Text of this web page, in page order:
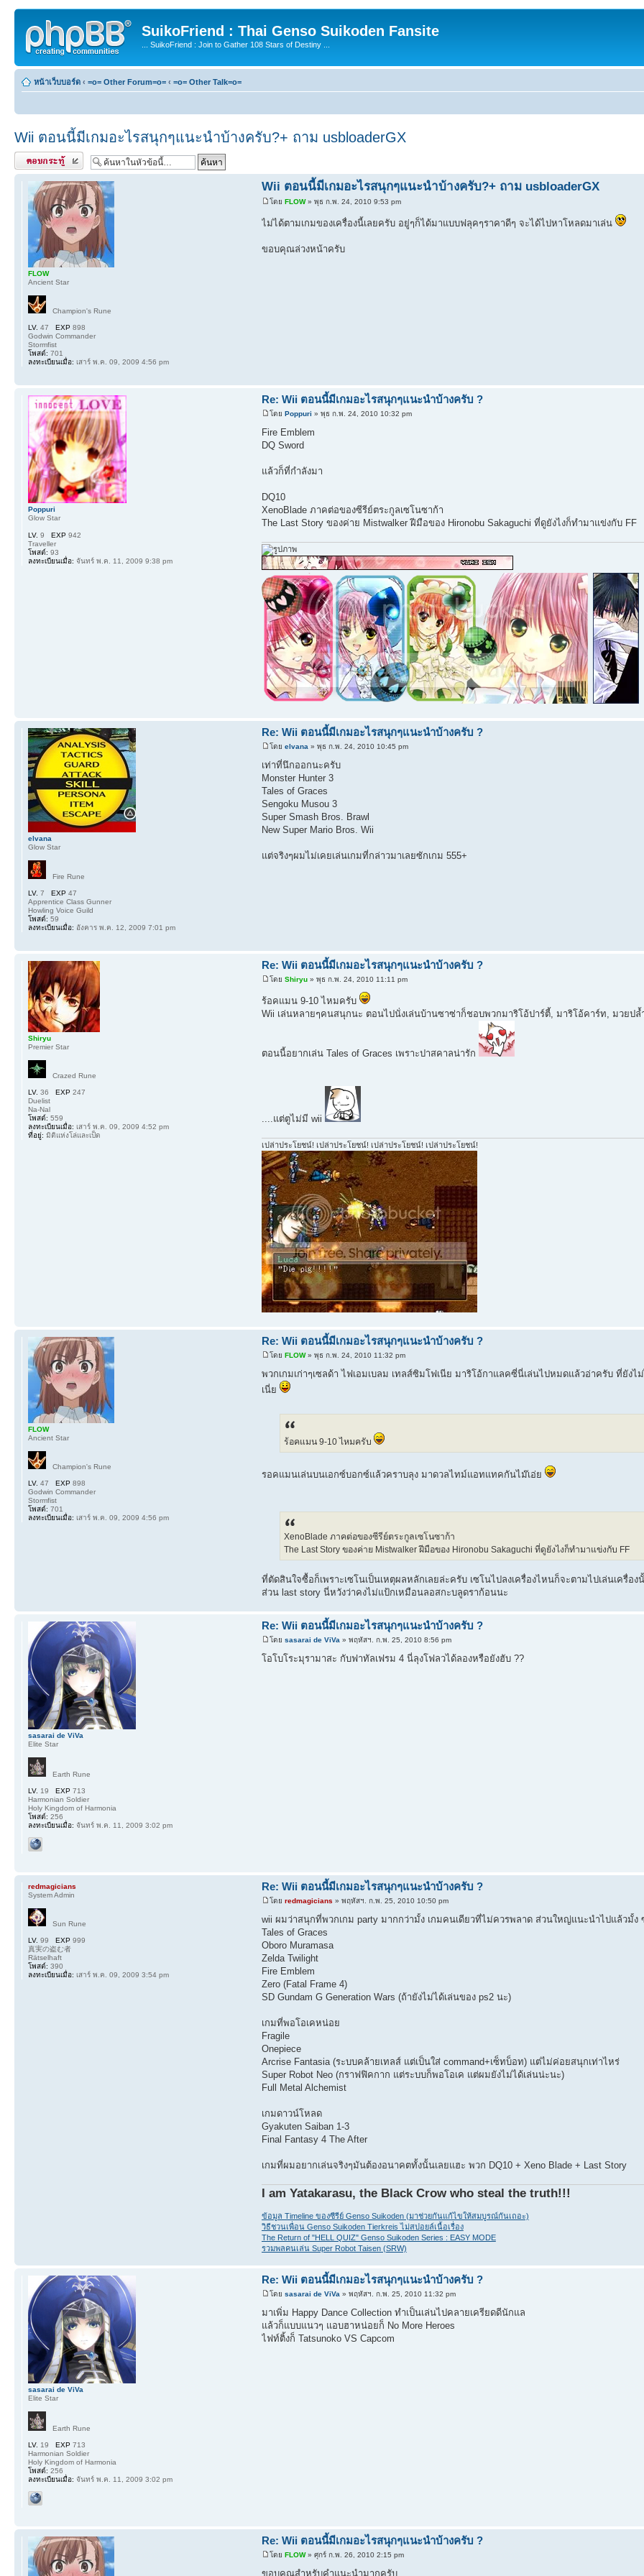
SuikoFriend : Thai Genso Suikoden Fansite
... SuikoFriend : Join to Gather 108 Stars of Destiny ...
หน้าเว็บบอร์ด ‹ =o= Other Forum=o= ‹ =o= Other Talk=o=
Wii ตอนนี้มีเกมอะไรสนุกๆแนะนำบ้างครับ?+ ถาม usbloaderGX
ตอบกระทู้
Wii ตอนนี้มีเกมอะไรสนุกๆแนะนำบ้างครับ?+ ถาม usbloaderGX
โดย FLOW» พุธ ก.พ. 24, 2010 9:53 pm
ไม่ได้ตามเกมของเครื่องนี้เลยครับ อยู่ๆก็ได้มาแบบฟลุคๆราคาดีๆ จะได้ไปหาโหลดมาเล่น
ขอบคุณล่วงหน้าครับ
FLOW
Ancient Star
Champion's Rune
LV. 47 EXP 898
Godwin Commander
Stormfist
โพสต์: 701
ลงทะเบียนเมื่อ: เสาร์ พ.ค. 09, 2009 4:56 pm
Re: Wii ตอนนี้มีเกมอะไรสนุกๆแนะนำบ้างครับ ?
โดย Poppuri » พุธ ก.พ. 24, 2010 10:32 pm
Fire Emblem
DQ Sword
แล้วก็ที่กำลังมา
DQ10
XenoBlade ภาคต่อของซีรีย์ตระกูลเซโนซาก้า
The Last Story ของค่าย Mistwalker ฝีมือของ Hironobu Sakaguchi ที่ดูยังไงก็ทำมาแข่งกับ FF
Poppuri
Glow Star
LV. 9 EXP 942
Traveller
โพสต์: 93
ลงทะเบียนเมื่อ: จันทร์ พ.ค. 11, 2009 9:38 pm
Re: Wii ตอนนี้มีเกมอะไรสนุกๆแนะนำบ้างครับ ?
โดย elvana » พุธ ก.พ. 24, 2010 10:45 pm
เท่าที่นึกออกนะครับ
Monster Hunter 3
Tales of Graces
Sengoku Musou 3
Super Smash Bros. Brawl
New Super Mario Bros. Wii
แต่จริงๆผมไม่เคยเล่นเกมที่กล่าวมาเลยซักเกม 555+
elvana
Glow Star
Fire Rune
LV. 7 EXP 47
Apprentice Class Gunner
Howling Voice Guild
โพสต์: 59
ลงทะเบียนเมื่อ: อังคาร พ.ค. 12, 2009 7:01 pm
Re: Wii ตอนนี้มีเกมอะไรสนุกๆแนะนำบ้างครับ ?
โดย Shiryu» พุธ ก.พ. 24, 2010 11:11 pm
ร้อคแมน 9-10 ไหมครับ
Wii เล่นหลายๆคนสนุกนะ ตอนไปนั่งเล่นบ้านซาซ่าก็ชอบพวกมาริโอ้ปาร์ตี้, มาริโอ้คาร์ท, มวยปล้
ตอนนี้อยากเล่น Tales of Graces เพราะปาสคาลน่ารัก
....แต่ตูไม่มี wii
เปล่าประโยชน์! เปล่าประโยชน์! เปล่าประโยชน์! เปล่าประโยชน์!
Shiryu
Premier Star
Crazed Rune
LV. 36 EXP 247
Duelist
Na-Nal
โพสต์: 559
ลงทะเบียนเมื่อ: เสาร์ พ.ค. 09, 2009 4:52 pm
ที่อยู่: มิติแห่งโล่และเป็ด
Re: Wii ตอนนี้มีเกมอะไรสนุกๆแนะนำบ้างครับ ?
โดย FLOW» พุธ ก.พ. 24, 2010 11:32 pm
พวกเกมเก่าๆเซลด้า ไฟเอมเบลม เทลส์ซิมโฟเนีย มาริโอ้กาแลคซี่นี่เล่นไปหมดแล้วอ่าครับ ที่ยั
เนี่ย
ร้อคแมน 9-10 ไหมครับ
รอคแมนเล่นบนเอกซ์บอกซ์แล้วคราบลุง มาดวลไทม์แอทแทคกันไม๊เอ่ย
XenoBlade ภาคต่อของซีรีย์ตระกูลเซโนซาก้า
The Last Story ของค่าย Mistwalker ฝีมือของ Hironobu Sakaguchi ที่ดูยังไงก็ทำมาแข่งกับ FF
ที่ตัดสินใจซื้อก็เพราะเซโนเป็นเหตุผลหลักเลยล่ะครับ เซโนไปลงเครื่องไหนก็จะตามไปเล่นเครื่อง
ส่วน last story นี่หวังว่าคงไม่แป้กเหมือนลอสกะบลูดราก้อนนะ
FLOW
Ancient Star
Champion's Rune
LV. 47 EXP 898
Godwin Commander
Stormfist
โพสต์: 701
ลงทะเบียนเมื่อ: เสาร์ พ.ค. 09, 2009 4:56 pm
Re: Wii ตอนนี้มีเกมอะไรสนุกๆแนะนำบ้างครับ ?
โดย sasarai de ViVa » พฤหัสฯ. ก.พ. 25, 2010 8:56 pm
โอโบโระมุรามาสะ กับฟาทัลเฟรม 4 นี่ลุงโฟลวได้ลองหรือยังฮับ ??
sasarai de ViVa
Elite Star
Earth Rune
LV. 19 EXP 713
Harmonian Soldier
Holy Kingdom of Harmonia
โพสต์: 256
ลงทะเบียนเมื่อ: จันทร์ พ.ค. 11, 2009 3:02 pm
Re: Wii ตอนนี้มีเกมอะไรสนุกๆแนะนำบ้างครับ ?
โดย redmagicians » พฤหัสฯ. ก.พ. 25, 2010 10:50 pm
wii ผมว่าสนุกที่พวกเกม party มากกว่ามั้ง เกมคนเดียวที่ไม่ควรพลาด ส่วนใหญ่แนะนำไปแล้วมั้ง
Tales of Graces
Oboro Muramasa
Zelda Twilight
Fire Emblem
Zero (Fatal Frame 4)
SD Gundam G Generation Wars (ถ้ายังไม่ได้เล่นของ ps2 นะ)
เกมที่พอโอเคหน่อย
Fragile
Onepiece
Arcrise Fantasia (ระบบคล้ายเทลส์ แต่เป็นใส่ command+เซ็ทบ็อท) แต่ไม่ค่อยสนุกเท่าไหร่
Super Robot Neo (กราฟฟิคกาก แต่ระบบก็พอโอเค แต่ผมยังไม่ได้เล่นน่ะนะ)
Full Metal Alchemist
เกมดาวน์โหลด
Gyakuten Saiban 1-3
Final Fantasy 4 The After
เกมที่ผมอยากเล่นจริงๆมันต้องอนาคตทั้งนั้นเลยแฮะ พวก DQ10 + Xeno Blade + Last Story
I am Yatakarasu, the Black Crow who steal the truth!!!
ข้อมูล Timeline ของซีรีย์ Genso Suikoden (มาช่วยกันแก้ไขให้สมบูรณ์กันเถอะ)
วิธีชวนเพื่อน Genso Suikoden Tierkreis ไม่สปอยล์เนื้อเรื่อง
The Return of "HELL QUIZ" Genso Suikoden Series : EASY MODE
รวมพลคนเล่น Super Robot Taisen (SRW)
redmagicians
System Admin
Sun Rune
LV. 99 EXP 999
真実の盗む者
Rätselhaft
โพสต์: 390
ลงทะเบียนเมื่อ: เสาร์ พ.ค. 09, 2009 3:54 pm
Re: Wii ตอนนี้มีเกมอะไรสนุกๆแนะนำบ้างครับ ?
โดย sasarai de ViVa » พฤหัสฯ. ก.พ. 25, 2010 11:32 pm
มาเพิ่ม Happy Dance Collection ทำเป็นเล่นไปคลายเครียดดีนักแล
แล้วก็แบบแนวๆ แอบฮาหน่อยก็ No More Heroes
ไฟท์ติ้งก็ Tatsunoko VS Capcom
sasarai de ViVa
Elite Star
Earth Rune
LV. 19 EXP 713
Harmonian Soldier
Holy Kingdom of Harmonia
โพสต์: 256
ลงทะเบียนเมื่อ: จันทร์ พ.ค. 11, 2009 3:02 pm
Re: Wii ตอนนี้มีเกมอะไรสนุกๆแนะนำบ้างครับ ?
โดย FLOW» ศุกร์ ก.พ. 26, 2010 2:15 pm
ขอบคุณสำหรับคำแนะนำมากครับ